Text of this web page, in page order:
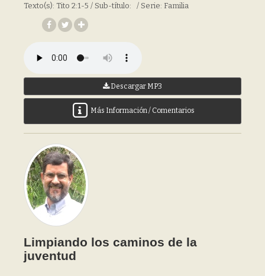
Texto(s): Tito 2:1-5 / Sub-título: / Serie: Familia
Descargar MP3
Más Información / Comentarios
Limpiando los caminos de la
juventud